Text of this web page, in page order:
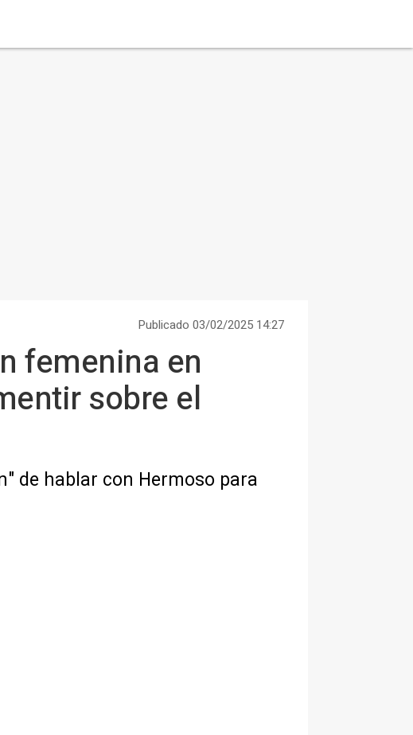
Publicado 03/02/2025 14:27
femenina en
sobre el
de hablar con Hermoso para